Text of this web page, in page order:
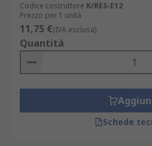
Codice costruttore K/RES-E12
Prezzo per 1 unità
11,75 €(IVA esclusa)
Quantità
Schede